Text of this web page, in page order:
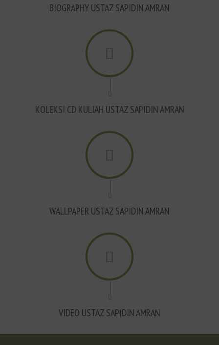
BIOGRAPHY USTAZ SAPIDIN AMRAN
KOLEKSI CD KULIAH USTAZ SAPIDIN AMRAN
WALLPAPER USTAZ SAPIDIN AMRAN
VIDEO USTAZ SAPIDIN AMRAN